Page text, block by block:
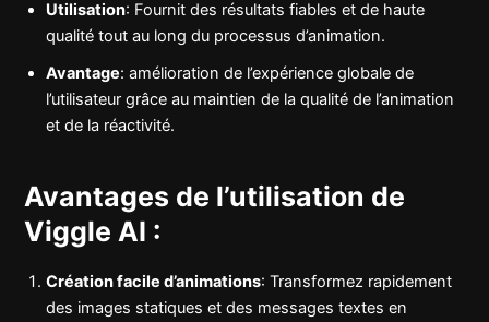
Utilisation: Fournit des résultats fiables et de haute
qualité tout au long du processus d’animation.
Avantage: amélioration de l’expérience globale de
l’utilisateur grâce au maintien de la qualité de l’animation
et de la réactivité.
Avantages de l’utilisation de
Viggle AI :
Création facile d’animations: Transformez rapidement
des images statiques et des messages textes en